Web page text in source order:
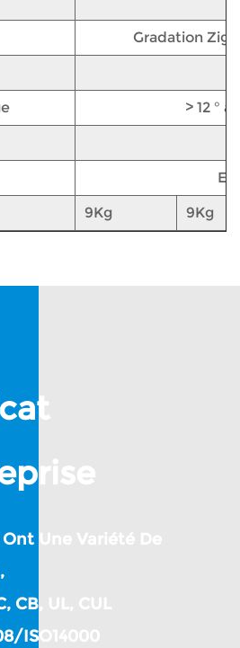
Gradation
> 12 °
9Kg 9Kg
Une Variété De
CB, UL, CUL
ISO14000